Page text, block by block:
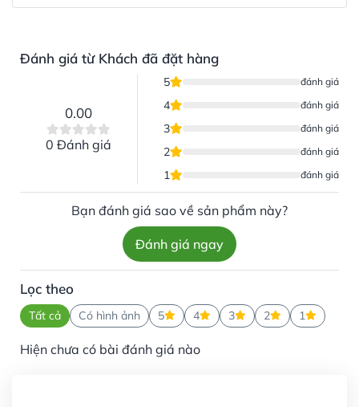
Đánh giá từ Khách đã đặt hàng
0.00
0 Đánh giá
5 đánh giá
4 đánh giá
3 đánh giá
2 đánh giá
1 đánh giá
Bạn đánh giá sao về sản phẩm này?
Đánh giá ngay
Lọc theo
Tất cả Có hình ảnh 5 4 3 2 1
Hiện chưa có bài đánh giá nào